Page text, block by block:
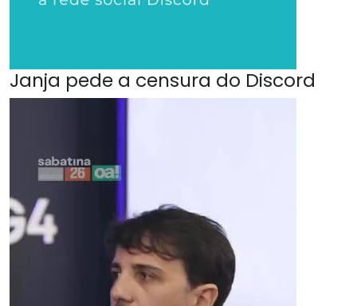
Janja pede a censura do Discord